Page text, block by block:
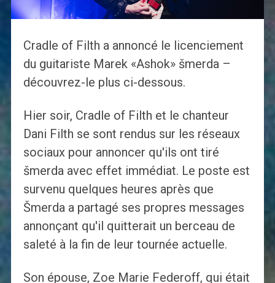
Cradle of Filth a annoncé le licenciement
du guitariste Marek «Ashok» šmerda –
découvrez-le plus ci-dessous.
Hier soir, Cradle of Filth et le chanteur
Dani Filth se sont rendus sur les réseaux
sociaux pour annoncer qu'ils ont tiré
šmerda avec effet immédiat. Le poste est
survenu quelques heures après que
Šmerda a partagé ses propres messages
annonçant qu'il quitterait un berceau de
saleté à la fin de leur tournée actuelle.
Son épouse, Zoe Marie Federoff, qui était